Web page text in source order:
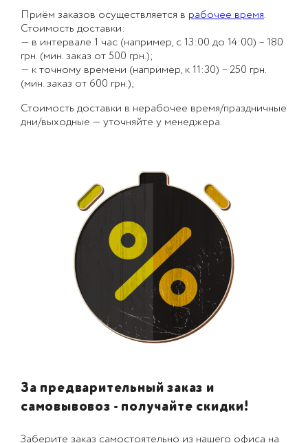
Приём заказов осуществляется в рабочее время.
Стоимость доставки:
— в интервале 1 час (например, с 13:00 до 14:00) – 180
грн. (мин. заказ от 500 грн.);
— к точному времени (например, к 11:30) – 250 грн.
(мин. заказ от 600 грн.);
Стоимость доставки в нерабочее время/праздничные
дни/выходные — уточняйте у менеджера.
За предварительный заказ и
самовывовоз - получайте скидки!
Заберите заказ самостоятельно из нашего офиса на